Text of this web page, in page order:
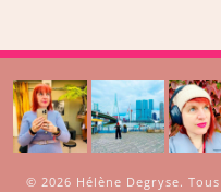
© 2026 Hélène Degryse.